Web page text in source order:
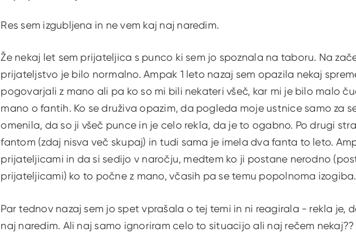
Res sem izgubljena in ne vem kaj naj naredim.
Že nekaj let sem prijateljica s punco ki sem jo spoznala na taboru. Na
prijateljstvo je bilo normalno. Ampak 1 leto nazaj sem opazila nekaj
pogovarjali z mano ali pa ko so mi bili nekateri všeč, kar mi je bilo malo
mano o fantih. Ko se druživa opazim, da pogleda moje ustnice samo za
omenila, da so ji všeč punce in je celo rekla, da je to ogabno. Po drugi
fantom (zdaj nisva več skupaj) in tudi sama je imela dva fanta to leto.
prijateljicami in da si sedijo v naročju, medtem ko ji postane nerodno
prijateljicami) ko to počne z mano, včasih pa se temu popolnoma izogiba.
Par tednov nazaj sem jo spet vprašala o tej temi in ni reagirala - rekla je,
naj naredim. Ali naj samo ignoriram celo to situacijo ali naj rečem nekaj??